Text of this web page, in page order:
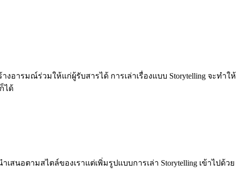
อารมณ์ร่วมให้แก่ผู้รับสารได้ การเล่าเรื่องแบบ Storytelling จะทำให้
ได้
อตามสไตล์ของเราแต่เพิ่มรูปแบบการเล่า Storytelling เข้าไปด้วย